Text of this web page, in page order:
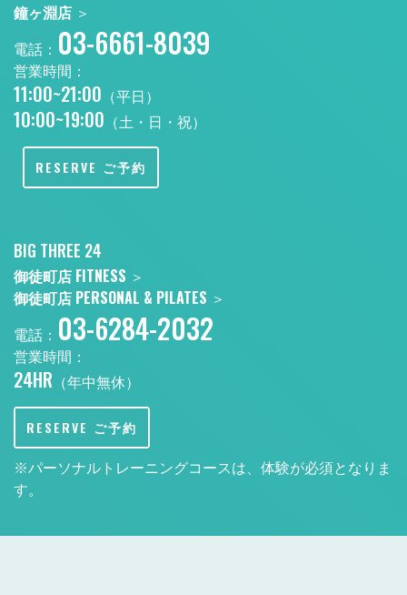
鐘ヶ淵店 ＞
電話： 03-6661-8039
営業時間：
11:00~21:00 （平日）
10:00~19:00 （土・日・祝）
RESERVE ご予約
BIG THREE 24
御徒町店 FITNESS ＞
御徒町店 PERSONAL & PILATES ＞
電話： 03-6284-2032
営業時間：
24HR （年中無休）
RESERVE ご予約
※パーソナルトレーニングコースは、体験が必須となりま
す。